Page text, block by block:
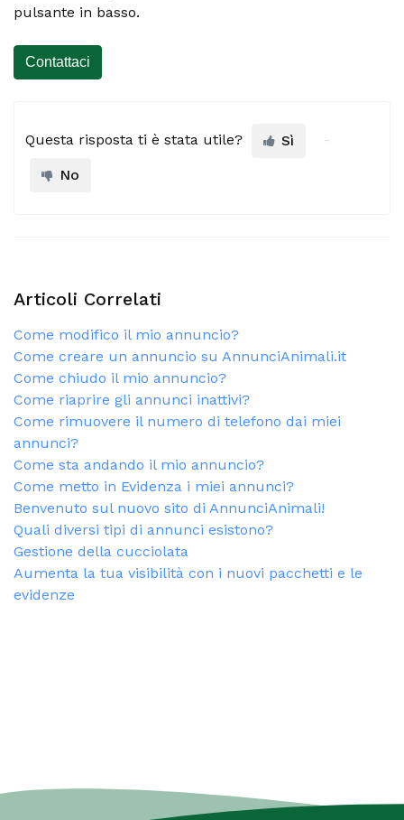
pulsante in basso.
Contattaci
Questa risposta ti è stata utile?
Sì
No
Articoli Correlati
Come modifico il mio annuncio?
Come creare un annuncio su AnnunciAnimali.it
Come chiudo il mio annuncio?
Come riaprire gli annunci inattivi?
Come rimuovere il numero di telefono dai miei
annunci?
Come sta andando il mio annuncio?
Come metto in Evidenza i miei annunci?
Benvenuto sul nuovo sito di AnnunciAnimali!
Quali diversi tipi di annunci esistono?
Gestione della cucciolata
Aumenta la tua visibilità con i nuovi pacchetti e le
evidenze